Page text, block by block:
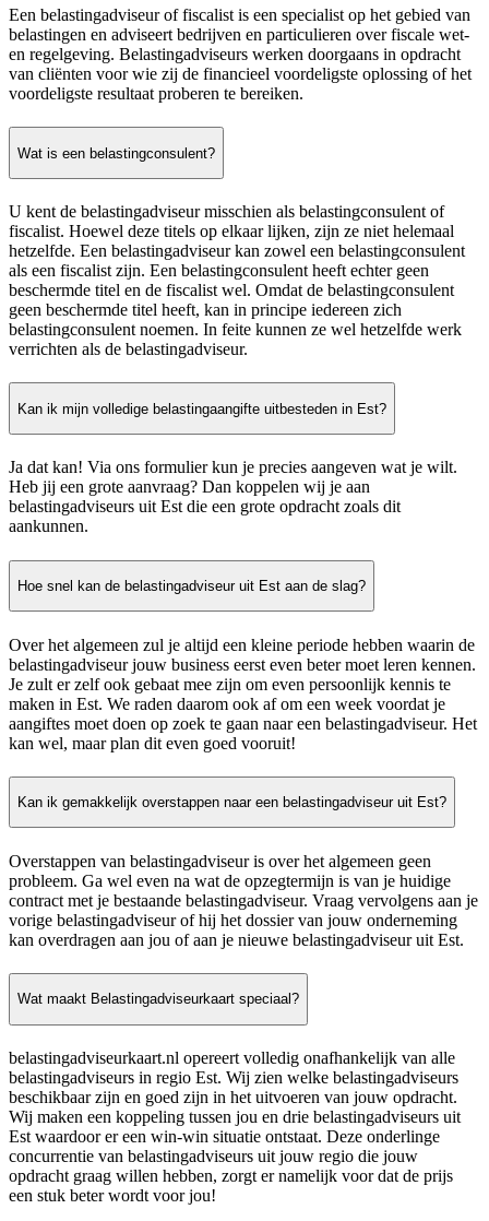
Een belastingadviseur of fiscalist is een specialist op het gebied van
belastingen en adviseert bedrijven en particulieren over fiscale wet-
en regelgeving. Belastingadviseurs werken doorgaans in opdracht
van cliënten voor wie zij de financieel voordeligste oplossing of het
voordeligste resultaat proberen te bereiken.
Wat is een belastingconsulent?
U kent de belastingadviseur misschien als belastingconsulent of
fiscalist. Hoewel deze titels op elkaar lijken, zijn ze niet helemaal
hetzelfde. Een belastingadviseur kan zowel een belastingconsulent
als een fiscalist zijn. Een belastingconsulent heeft echter geen
beschermde titel en de fiscalist wel. Omdat de belastingconsulent
geen beschermde titel heeft, kan in principe iedereen zich
belastingconsulent noemen. In feite kunnen ze wel hetzelfde werk
verrichten als de belastingadviseur.
Kan ik mijn volledige belastingaangifte uitbesteden in Est?
Ja dat kan! Via ons formulier kun je precies aangeven wat je wilt.
Heb jij een grote aanvraag? Dan koppelen wij je aan
belastingadviseurs uit Est die een grote opdracht zoals dit
aankunnen.
Hoe snel kan de belastingadviseur uit Est aan de slag?
Over het algemeen zul je altijd een kleine periode hebben waarin de
belastingadviseur jouw business eerst even beter moet leren kennen.
Je zult er zelf ook gebaat mee zijn om even persoonlijk kennis te
maken in Est. We raden daarom ook af om een week voordat je
aangiftes moet doen op zoek te gaan naar een belastingadviseur. Het
kan wel, maar plan dit even goed vooruit!
Kan ik gemakkelijk overstappen naar een belastingadviseur uit Est?
Overstappen van belastingadviseur is over het algemeen geen
probleem. Ga wel even na wat de opzegtermijn is van je huidige
contract met je bestaande belastingadviseur. Vraag vervolgens aan je
vorige belastingadviseur of hij het dossier van jouw onderneming
kan overdragen aan jou of aan je nieuwe belastingadviseur uit Est.
Wat maakt Belastingadviseurkaart speciaal?
belastingadviseurkaart.nl opereert volledig onafhankelijk van alle
belastingadviseurs in regio Est. Wij zien welke belastingadviseurs
beschikbaar zijn en goed zijn in het uitvoeren van jouw opdracht.
Wij maken een koppeling tussen jou en drie belastingadviseurs uit
Est waardoor er een win-win situatie ontstaat. Deze onderlinge
concurrentie van belastingadviseurs uit jouw regio die jouw
opdracht graag willen hebben, zorgt er namelijk voor dat de prijs
een stuk beter wordt voor jou!